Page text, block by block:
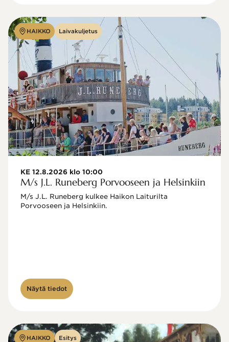
HAIKKO Laivakuljetus
KE 12.8.2026 klo 10:00
M/s J.L. Runeberg Porvooseen ja Helsinkiin
M/s J.L. Runeberg kulkee Haikon Laiturilta
Porvooseen ja Helsinkiin.
Näytä tiedot
HAIKKO Esitys